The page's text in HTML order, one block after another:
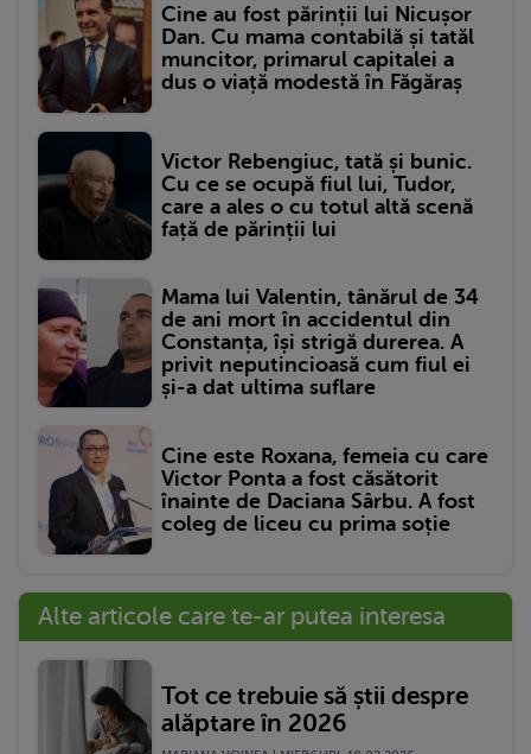
Cine au fost părinții lui Nicușor
Dan. Cu mama contabilă și tatăl
muncitor, primarul capitalei a
dus o viață modestă în Făgăraș
Victor Rebengiuc, tată și bunic.
Cu ce se ocupă fiul lui, Tudor,
care a ales o cu totul altă scenă
față de părinții lui
Mama lui Valentin, tânărul de 34
de ani mort în accidentul din
Constanța, își strigă durerea. A
privit neputincioasă cum fiul ei
și-a dat ultima suflare
Cine este Roxana, femeia cu care
Victor Ponta a fost căsătorit
înainte de Daciana Sârbu. A fost
coleg de liceu cu prima soție
Alte articole care te-ar putea interesa
Tot ce trebuie să știi despre
alăptare în 2026